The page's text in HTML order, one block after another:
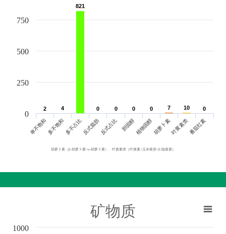
胡萝卜素（β-胡萝卜素+α-胡萝卜素）、叶黄素类（叶黄素+玉米黄质+β-隐黄素）
2
2 4
4
821
821
0
0 0
0 0
0 0
0 7
7 10
10 0
0
单不饱和多不饱和多不占比反式脂肪反式占比 胆固醇植物固醇胡萝卜素叶黄素类番茄红素
0
250
500
750
矿物质
1000